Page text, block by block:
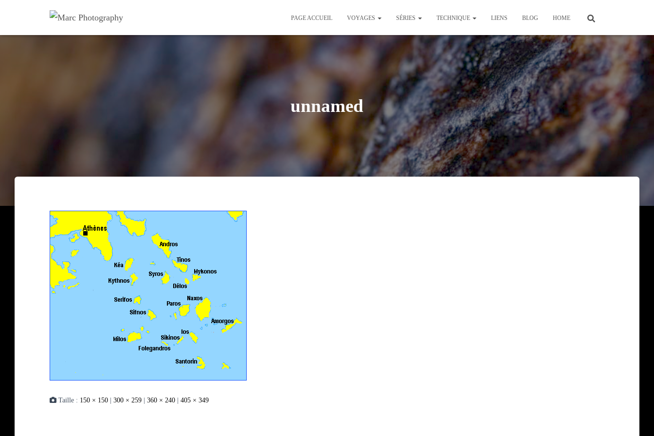
PAGE ACCUEIL VOYAGES SÉRIES TECHNIQUE LIENS BLOG HOME
unnamed
Taille : 150 × 150 300 × 259 360 × 240 405 × 349